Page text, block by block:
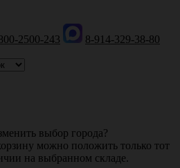
2500-243
8-914-329-38-80
выбор города?
можно положить только тот
на выбранном складе.